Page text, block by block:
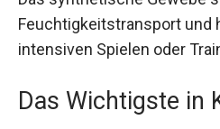
Feuchtigkeitstransport und
intensiven Spielen oder
Das Wichtigste in